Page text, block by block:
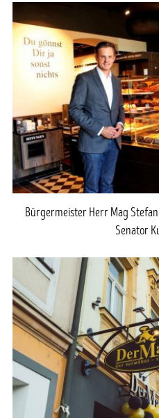
Bürgermeister Herr Mag
Senator